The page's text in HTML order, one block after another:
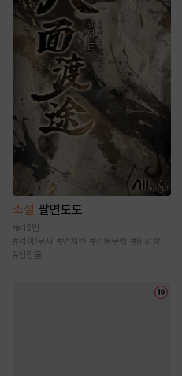
소설 팔면도도
12만
#검객/무사 #먼치킨 #전통무협 #비장함
#성장물